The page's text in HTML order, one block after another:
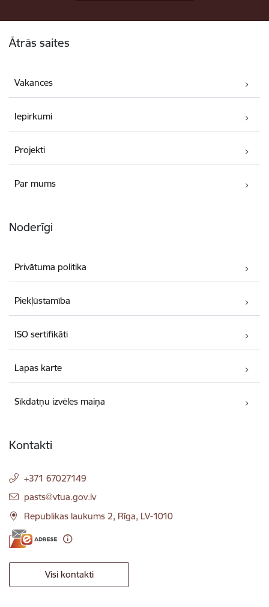
Ātrās saites
Vakances
Iepirkumi
Projekti
Par mums
Noderīgi
Privātuma politika
Piekļūstamība
ISO sertifikāti
Lapas karte
Sīkdatņu izvēles maiņa
Kontakti
+371 67027149
E-pasts:
pasts@vtua.gov.lv
Republikas laukums 2, Rīga, LV-1010
Visi kontakti